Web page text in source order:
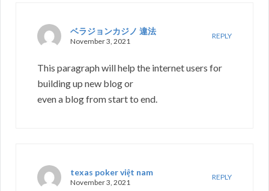
ベラジョンカジノ 違法
November 3, 2021
REPLY
This paragraph will help the internet users for
building up new blog or
even a blog from start to end.
texas poker việt nam
November 3, 2021
REPLY